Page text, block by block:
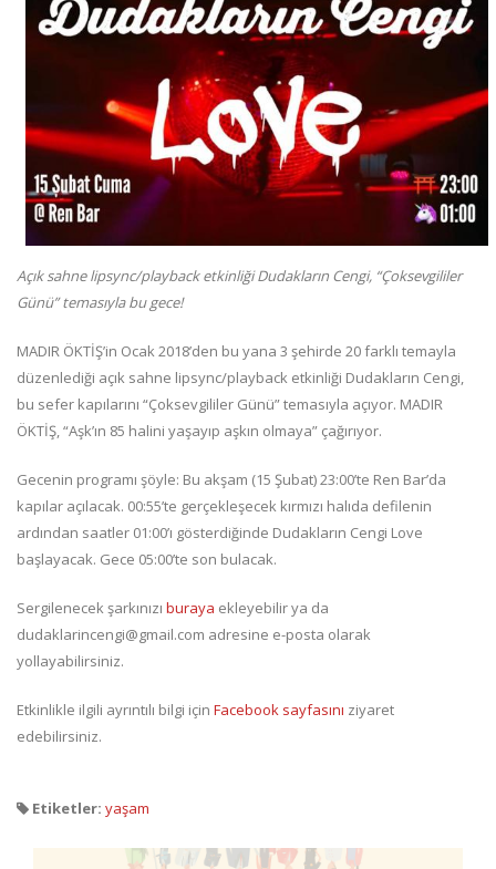
Açık sahne lipsync/playback etkinliği Dudakların Cengi, “Çoksevgililer
Günü” temasıyla bu gece!
MADIR ÖKTİŞ’in Ocak 2018’den bu yana 3 şehirde 20 farklı temayla
düzenlediği açık sahne lipsync/playback etkinliği Dudakların Cengi,
bu sefer kapılarını “Çoksevgililer Günü” temasıyla açıyor. MADIR
ÖKTİŞ, “Aşk’ın 85 halini yaşayıp aşkın olmaya” çağırıyor.
Gecenin programı şöyle: Bu akşam (15 Şubat) 23:00’te Ren Bar’da
kapılar açılacak. 00:55’te gerçekleşecek kırmızı halıda defilenin
ardından saatler 01:00’ı gösterdiğinde Dudakların Cengi Love
başlayacak. Gece 05:00’te son bulacak.
Sergilenecek şarkınızı buraya ekleyebilir ya da
dudaklarincengi@gmail.com adresine e-posta olarak
yollayabilirsiniz.
Etkinlikle ilgili ayrıntılı bilgi için Facebook sayfasını ziyaret
edebilirsiniz.
Etiketler: yaşam